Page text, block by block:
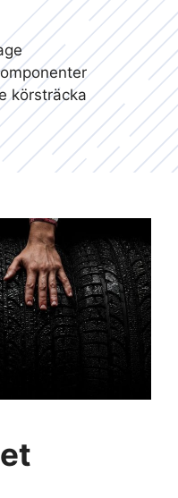
körsträcka